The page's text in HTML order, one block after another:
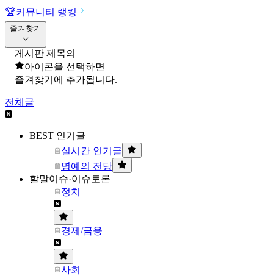
🏆커뮤니티 랭킹
즐겨찾기
게시판 제목의
아이콘을 선택하면
즐겨찾기에 추가됩니다.
전체글
BEST 인기글
실시간 인기글
명예의 전당
할말이슈·이슈토론
정치
경제/금융
사회